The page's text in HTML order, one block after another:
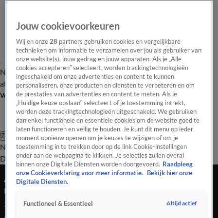
Nieuws van de DagOpinie van de Dag Onze categorieën Laatste
afleveringVideo's Nieuws van de Dag Podcast
Volg Nieuws van de Dag
Zoeken
Nieuws van de DagOpinie van de
Dag
Video'sUitzendingen PodcastPanelContact
Annemarie van Gaal: 'Het moet afgelopen zijn
met activisme dat schaadt'
23 feb 2026, 19:05
Jouw cookievoorkeuren
Wij en onze28 partners gebruiken cookies en vergelijkbare
technieken om informatie te verzamelen over jou als gebruiker van
onze website(s), jouw gedrag en jouw apparaten. Als je „Alle
cookies accepteren” selecteert, worden trackingtechnologieën
ingeschakeld om onze advertenties en content te kunnen
personaliseren, onze producten en diensten te verbeteren en om
de prestaties van advertenties en content te meten. Als je
„Huidige keuze opslaan” selecteert of je toestemming intrekt,
worden deze trackingtechnologieën uitgeschakeld. We gebruiken
dan enkel functionele en essentiële cookies om de website goed te
laten functioneren en veilig te houden. Je kunt dit menu op ieder
moment opnieuw openen om je keuzes te wijzigen of om je
toestemming in te trekken door op de link Cookie-instellingen
onder aan de webpagina te klikken. Je selecties zullen overal
binnen onze Digitale Diensten worden doorgevoerd. Raadpleeg
onze Cookieverklaring voor meer informatie.
Bekijk hier onze
Digitale Diensten.
Functioneel & Essentieel Altijd actief